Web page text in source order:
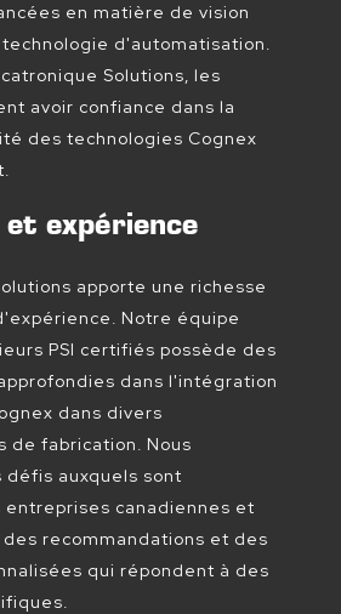
en matière de vision
d'automatisation.
Solutions, les
avoir confiance dans la
des technologies Cognex
expérience
apporte une richesse
Notre équipe
PSI certifiés possède des
dans l'intégration
dans divers
de fabrication. Nous
défis auxquels sont
entreprises canadiennes et
des recommandations et des
qui répondent à des